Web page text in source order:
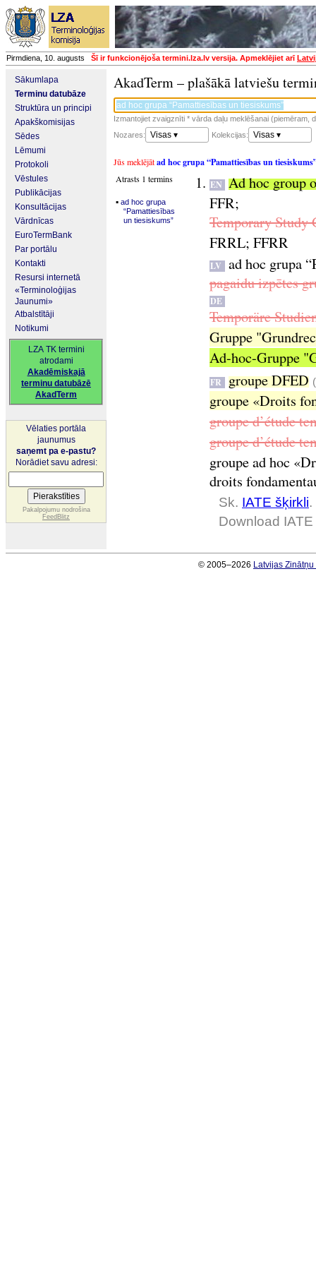
Pirmdiena, 10. augusts Šī ir funkcionējoša termini.lza.lv versija. Apmeklējiet arī
Sākumlapa
Terminu datubāze
Struktūra un principi
Apakškomisijas
Sēdes
Lēmumi
Protokoli
Vēstules
Publikācijas
Konsultācijas
Vārdnīcas
EuroTermBank
Par portālu
Kontakti
Resursi internetā
«Terminoloģijas
Jaunumi»
Atbalstītāji
Notikumi
LZA TK termini
atrodami
Akadēmiskajā
terminu datubāzē
AkadTerm
Vēlaties portāla
jaunumus
saņemt pa e-pastu?
Norādiet savu adresi:
Pakalpojumu nodrošina
FeedBlitz
AkadTerm – plašākā latviešu
Izmantojiet zvaigznīti * vārda daļu meklēšanai (piemēram,
Nozares:
Visas ▾ Kolekcijas: Visas ▾
Jūs meklējātad hoc grupa “Pamattiesības un
Atrasts 1 termins
▪ ad hoc grupa
“Pamattiesības
un tiesiskums”
EN Ad hoc group
FFR;
Temporary Study
FRRL; FFRR
LV
ad hoc grupa
pagaidu izpētes
DE
Temporäre
Gruppe
Ad-hoc-Gruppe
FR groupe DFED
groupe «Droits
groupe d’étude
groupe d’étude
groupe ad hoc
droits
Sk. IATE šķirkli.
Download
© 2005–2026 Latvijas